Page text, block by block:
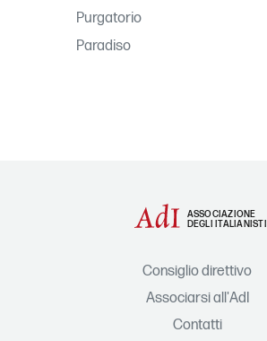
Purgatorio
Paradiso
ASSOCIAZIONE
DEGLI ITALIANISTI
Consiglio direttivo
Associarsi all'AdI
Contatti